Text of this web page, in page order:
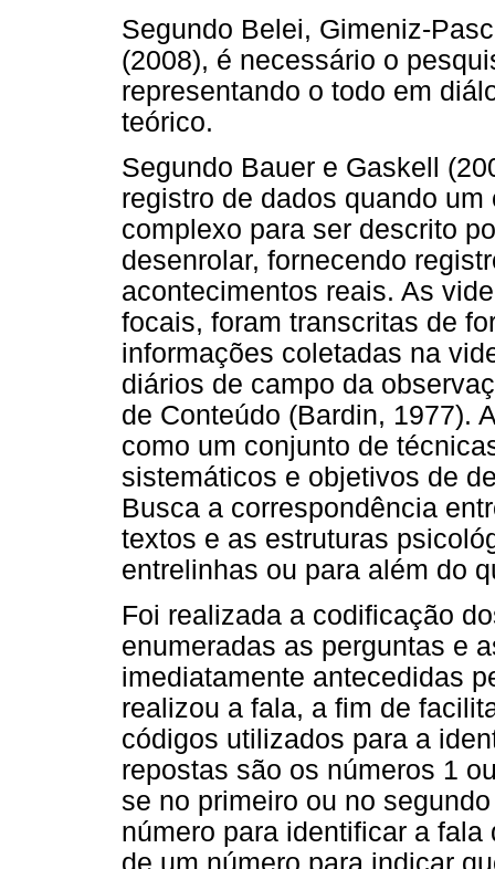
Segundo Belei, Gimeniz-
(2008), é necessário o
representando o todo em
teórico.
Segundo Bauer e Gaskell
registro de dados quando
complexo para ser descrito
desenrolar, fornecendo
acontecimentos reais. As
focais, foram transcritas de
informações coletadas na
diários de campo da
de Conteúdo (Bardin, 1977).
como um conjunto de
sistemáticos e objetivos de
Busca a correspondência
textos e as estruturas
entrelinhas ou para além do
Foi realizada a codificação
enumeradas as perguntas e
imediatamente antecedidas
realizou a fala, a fim de
códigos utilizados para a
repostas são os números 1
se no primeiro ou no
número para identificar a